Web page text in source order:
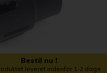
Bestil nu !
leveret indenfor 1-2 dage